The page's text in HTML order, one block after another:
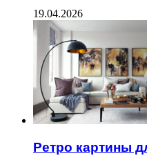
19.04.2026
Ретро картины